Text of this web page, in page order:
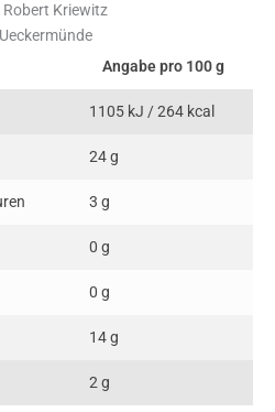
Robert Kriewitz
Angabe pro 100 g
1105 kJ / 264 kcal
24 g
3 g
0 g
0 g
14 g
2 g